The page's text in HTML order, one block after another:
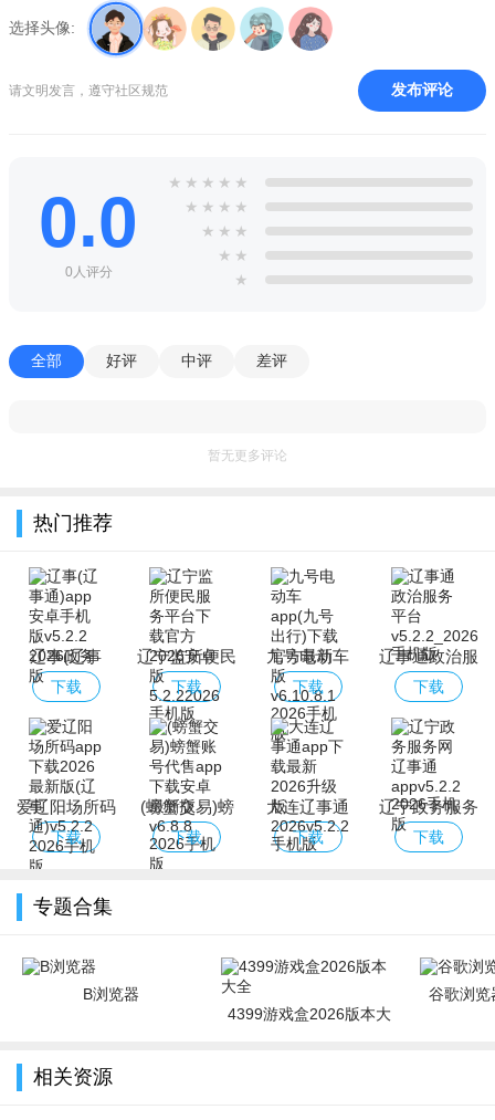
选择头像:
请文明发言，遵守社区规范 发布评论
0.0
0人评分
★ ★ ★ ★ ★
★ ★ ★ ★
★ ★ ★
★ ★
★
全部 好评 中评 差评
暂无更多评论
热门推荐
辽事(辽事
通)app安卓手
下载
辽宁监所便民
服务平台下载
官方2026安卓
版
下载
九号电动车
app(九号出
行)下载官方
最新版
下载
辽事通政治服
务平台
下载
爱辽阳场所码
app下载2026
最新版(辽事
通)
下载
(螃蟹交易)螃
蟹账号代售
app下载安卓
下载
大连辽事通
app下载最新
下载
辽宁政务服务
网辽事通app
下载
专题合集
B浏览器
4399游戏盒2026版本大
谷歌浏览
相关资源